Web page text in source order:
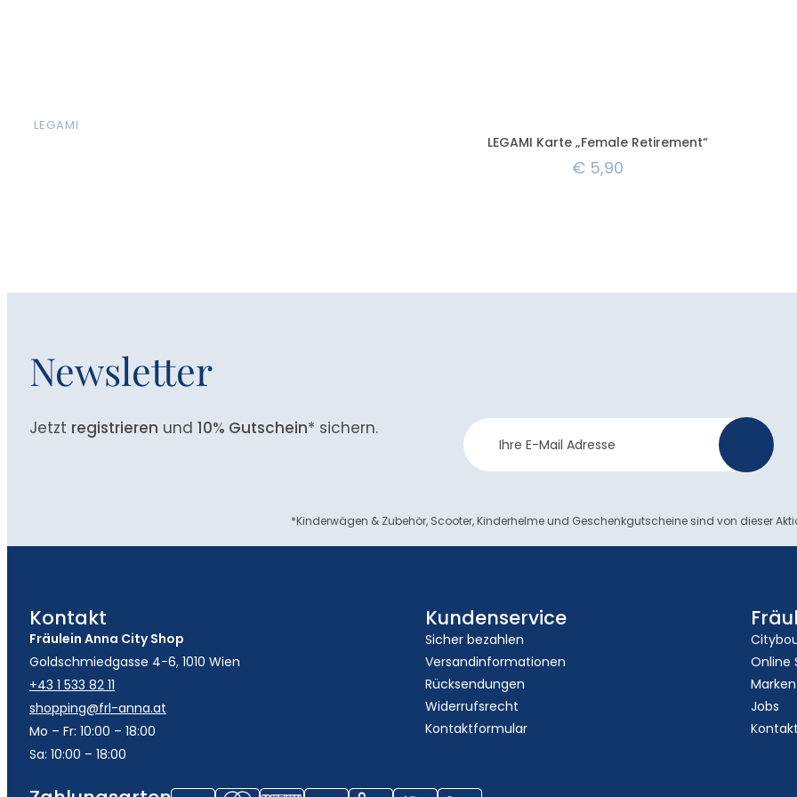
LEGAMI
LEGAMI Karte „Female Retirement“
€ 5,90
Newsletter
Jetzt registrieren und 10% Gutschein* sichern.
Newsletter
Anmeldung
*Kinderwägen & Zubehör, Scooter, Kinderhelme und Geschenkgutscheine sind von dieser
Kontakt
Fräulein Anna City Shop
Goldschmiedgasse 4-6, 1010 Wien
+43 1 533 82 11
shopping@frl-anna.at
Mo – Fr: 10:00 – 18:00
Sa: 10:00 – 18:00
Kundenservice
Sicher bezahlen
Versandinformationen
Rücksendungen
Widerrufsrecht
Kontaktformular
Online
Marken
Jobs